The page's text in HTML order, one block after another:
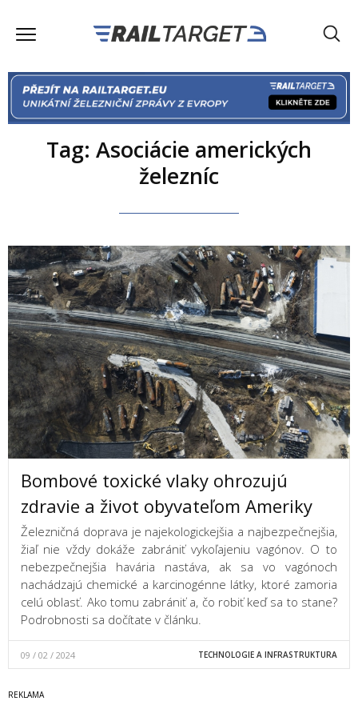
Tag: Asociácie amerických
železníc
Bombové toxické vlaky ohrozujú
zdravie a život obyvateľom Ameriky
Železničná doprava je najekologickejšia a najbezpečnejšia,
žiaľ nie vždy dokáže zabrániť vykoľajeniu vagónov. O to
nebezpečnejšia havária nastáva, ak sa vo vagónoch
nachádzajú chemické a karcinogénne látky, ktoré zamoria
celú oblasť. Ako tomu zabrániť a, čo robiť keď sa to stane?
Podrobnosti sa dočítate v článku.
09 / 02 / 2024 TECHNOLOGIE A INFRASTRUKTURA